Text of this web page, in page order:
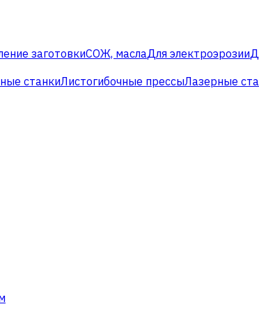
заготовкиСОЖ, маслаДля электроэрозии
станкиЛистогибочные прессыЛазерные